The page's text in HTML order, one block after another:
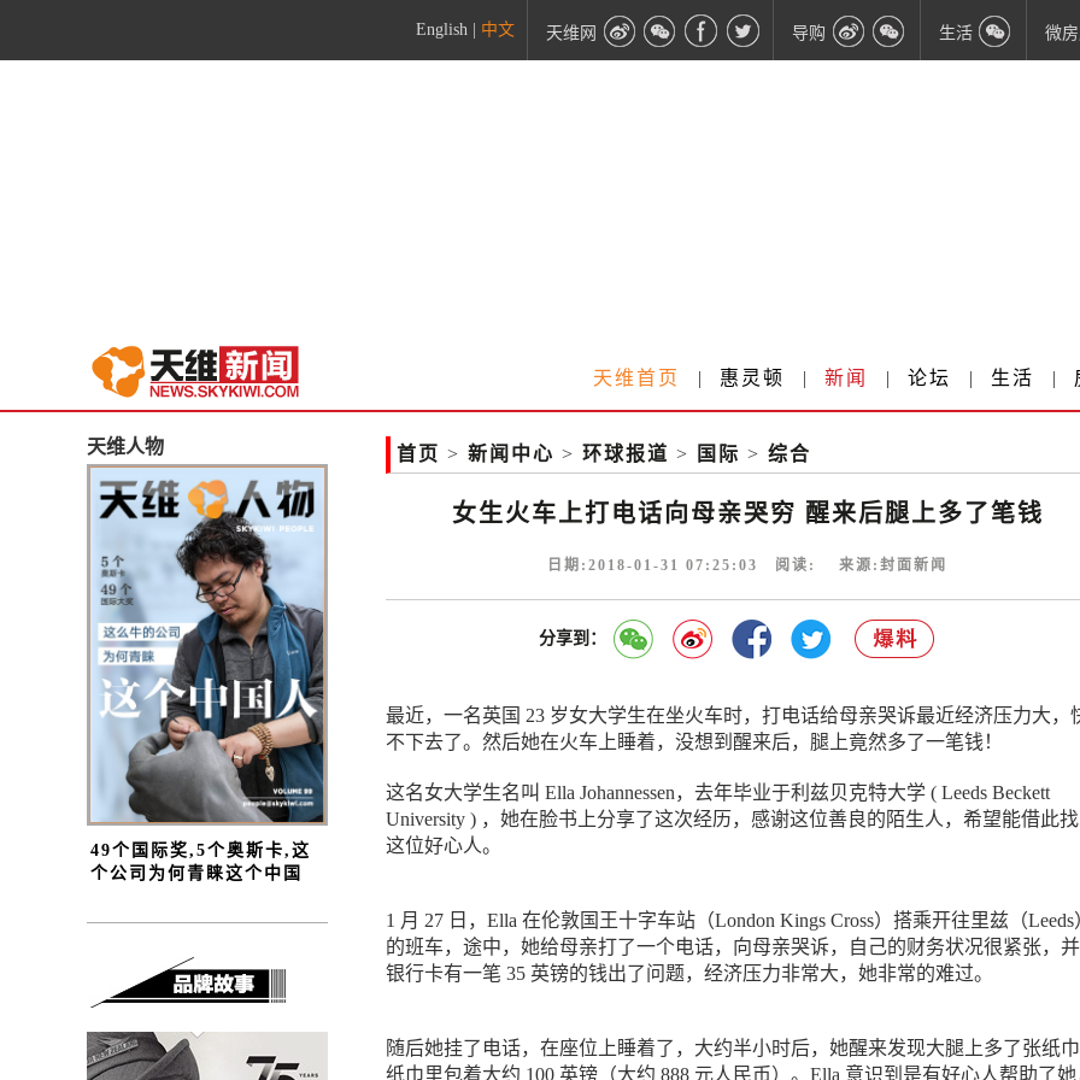
English 中文 天维网 导购 生活 微
天维首页 | 惠灵顿 | 新闻 | 论坛 | 生活 |
天维人物
49个国际奖,5个奥斯卡,这
个公司为何青睐这个中国
首页 > 新闻中心 > 环球报道 > 国际 > 综合
女生火车上打电话向母亲哭穷 醒来后腿上多了笔钱
日期:2018-01-31 07:25:03 阅读: 来源:封面新闻
分享到：
最近，一名英国 23 岁女大学生在坐火车时，打电话给母亲哭诉最近经济压力大，
不下去了。然后她在火车上睡着，没想到醒来后，腿上竟然多了一笔钱！
这名女大学生名叫 Ella Johannessen，去年毕业于利兹贝克特大学 ( Leeds Beckett
University ) ，她在脸书上分享了这次经历，感谢这位善良的陌生人，希望能借此找
这位好心人。
1 月 27 日，Ella 在伦敦国王十字车站（London Kings Cross）搭乘开往里兹（Leeds
的班车，途中，她给母亲打了一个电话，向母亲哭诉，自己的财务状况很紧张，并
银行卡有一笔 35 英镑的钱出了问题，经济压力非常大，她非常的难过。
随后她挂了电话，在座位上睡着了，大约半小时后，她醒来发现大腿上多了张纸巾
纸巾里包着大约 100 英镑（大约 888 元人民币）。Ella 意识到是有好心人帮助了她